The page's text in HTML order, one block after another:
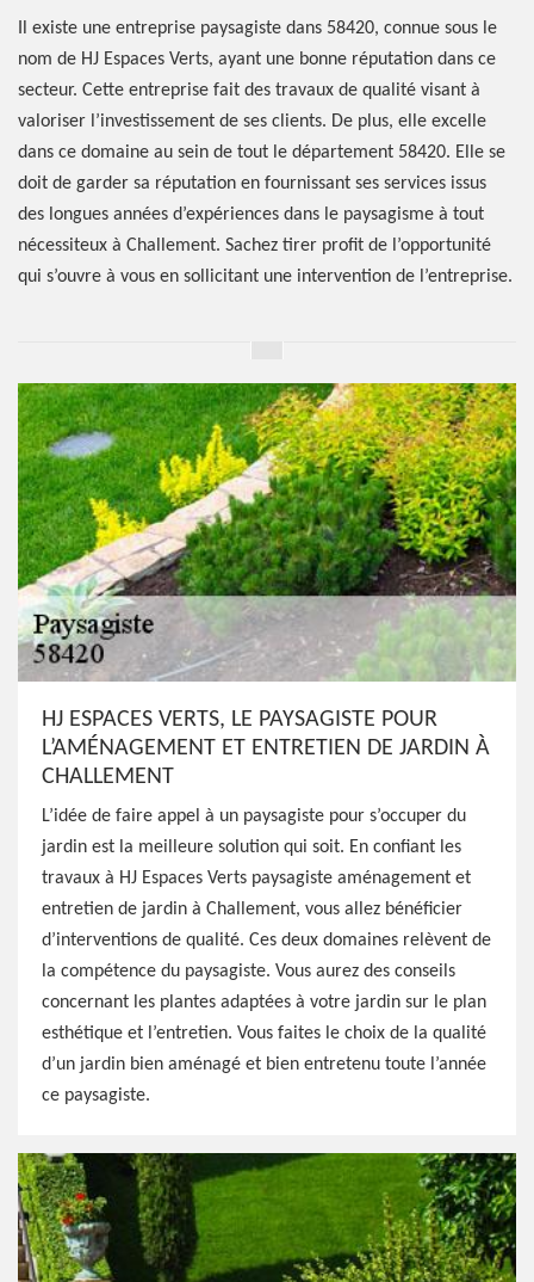
Il existe une entreprise paysagiste dans 58420, connue sous le
nom de HJ Espaces Verts, ayant une bonne réputation dans ce
secteur. Cette entreprise fait des travaux de qualité visant à
valoriser l’investissement de ses clients. De plus, elle excelle
dans ce domaine au sein de tout le département 58420. Elle se
doit de garder sa réputation en fournissant ses services issus
des longues années d’expériences dans le paysagisme à tout
nécessiteux à Challement. Sachez tirer profit de l’opportunité
qui s’ouvre à vous en sollicitant une intervention de l’entreprise.
HJ ESPACES VERTS, LE PAYSAGISTE POUR
L’AMÉNAGEMENT ET ENTRETIEN DE JARDIN À
CHALLEMENT
L’idée de faire appel à un paysagiste pour s’occuper du
jardin est la meilleure solution qui soit. En confiant les
travaux à HJ Espaces Verts paysagiste aménagement et
entretien de jardin à Challement, vous allez bénéficier
d’interventions de qualité. Ces deux domaines relèvent de
la compétence du paysagiste. Vous aurez des conseils
concernant les plantes adaptées à votre jardin sur le plan
esthétique et l’entretien. Vous faites le choix de la qualité
d’un jardin bien aménagé et bien entretenu toute l’année
ce paysagiste.